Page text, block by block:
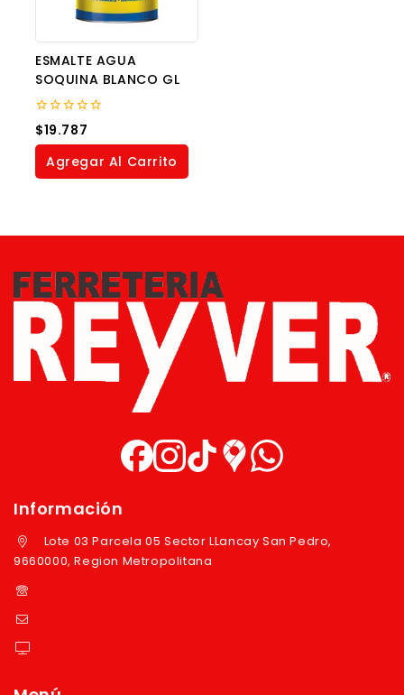
ESMALTE AGUA
SOQUINA BLANCO GL
0
out
of
$19.787
Agregar Al Carrito
Información
Lote 03 Parcela 05 Sector LLancay San Pedro,
9660000, Region Metropolitana